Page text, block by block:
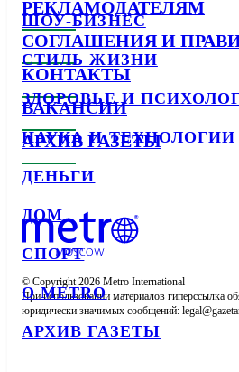
ШОУ-БИЗНЕС
СТИЛЬ ЖИЗНИ
ЗДОРОВЬЕ И
НАУКА И ТЕХНОЛОГИИ
ДЕНЬГИ
ДОМ
СПОРТ
О METRO
АРХИВ ГАЗЕТЫ
РЕКЛАМОДАТЕЛЯМ
СОГЛАШЕНИЯ И
КОНТАКТЫ
ВАКАНСИИ
АРХИВ ГАЗЕТЫ
© Copyright 2026 Metro International
При использовании материалов гиперссылка
юридически значимых сообщений: